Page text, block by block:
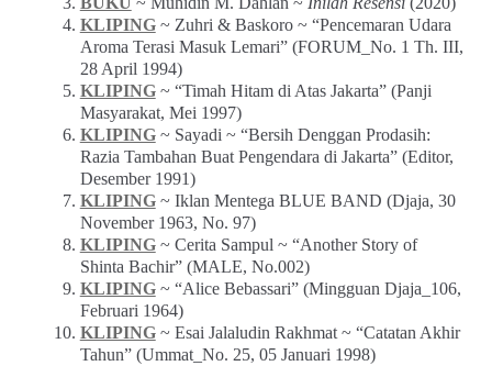
KLIPING~ Zuhri & Baskoro ~ “Pencemaran Udara
Aroma Terasi Masuk Lemari” (FORUM_No. 1 Th. III,
28 April 1994)
KLIPING~ “Timah Hitam di Atas Jakarta” (Panji
Masyarakat, Mei 1997)
KLIPING~ Sayadi ~ “Bersih Denggan Prodasih:
Razia Tambahan Buat Pengendara di Jakarta” (Editor,
Desember 1991)
KLIPING~ Iklan Mentega BLUE BAND (Djaja, 30
November 1963, No. 97)
KLIPING~ Cerita Sampul ~ “Another Story of
Shinta Bachir” (MALE, No.002)
KLIPING~ “Alice Bebassari” (Mingguan Djaja_106,
Februari 1964)
KLIPING~ Esai Jalaludin Rakhmat ~ “Catatan Akhir
Tahun” (Ummat_No. 25, 05 Januari 1998)